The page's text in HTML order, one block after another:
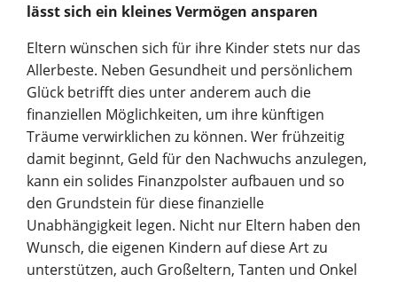
Vortrag finden Berater finden
lässt sich ein kleines Vermögen ansparen
Eltern wünschen sich für ihre Kinder stets nur das
Allerbeste. Neben Gesundheit und persönlichem
Glück betrifft dies unter anderem auch die
finanziellen Möglichkeiten, um ihre künftigen
Träume verwirklichen zu können. Wer frühzeitig
damit beginnt, Geld für den Nachwuchs anzulegen,
kann ein solides Finanzpolster aufbauen und so
den Grundstein für diese finanzielle
Unabhängigkeit legen. Nicht nur Eltern haben den
Wunsch, die eigenen Kindern auf diese Art zu
unterstützen, auch Großeltern, Tanten und Onkel